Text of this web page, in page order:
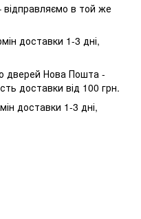
в той же
доставки 1-3 дні,
дверей Нова Пошта -
доставки від 100 грн.
доставки 1-3 дні,